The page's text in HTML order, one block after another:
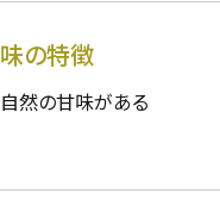
味の特徴
自然の甘味がある